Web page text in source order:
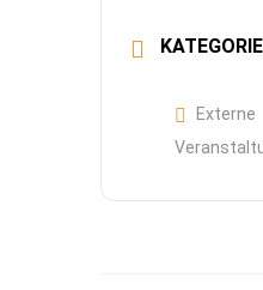
KATEGORIE
Externe